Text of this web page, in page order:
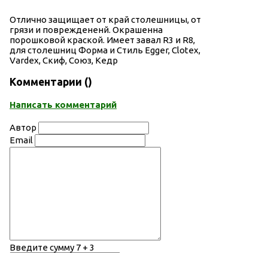
Отлично защищает от край столешницы, от
грязи и повреждененй. Окрашенна
порошковой краской. Имеет завал R3 и R8,
для столешниц Форма и Стиль Egger, Clotex,
Vardex, Скиф, Союз, Кедр
Комментарии ()
Написать комментарий
Автор
Email
Введите сумму 7 + 3